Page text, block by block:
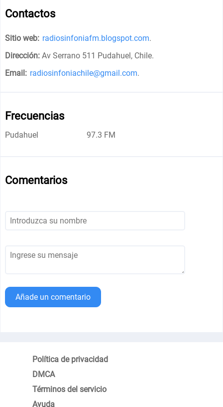
Contactos
Sitio web: radiosinfoniafm.blogspot.com.
Dirección: Av Serrano 511 Pudahuel, Chile.
Email: radiosinfoniachile@gmail.com.
Frecuencias
Pudahuel 97.3 FM
Comentarios
Añade un comentario
Política de privacidad
DMCA
Términos del servicio
Ayuda